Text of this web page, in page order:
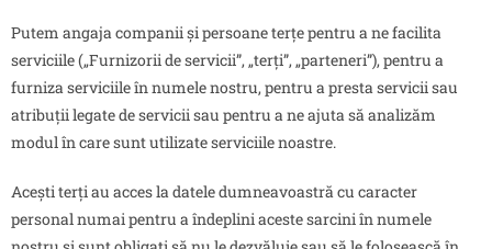
Putem angaja companii și persoane terțe pentru a ne facilita
serviciile („Furnizorii de servicii”, „terți”, „parteneri”), pentru a
furniza serviciile în numele nostru, pentru a presta servicii sau
atribuții legate de servicii sau pentru a ne ajuta să analizăm
modul în care sunt utilizate serviciile noastre.
Acești terți au acces la datele dumneavoastră cu caracter
personal numai pentru a îndeplini aceste sarcini în numele